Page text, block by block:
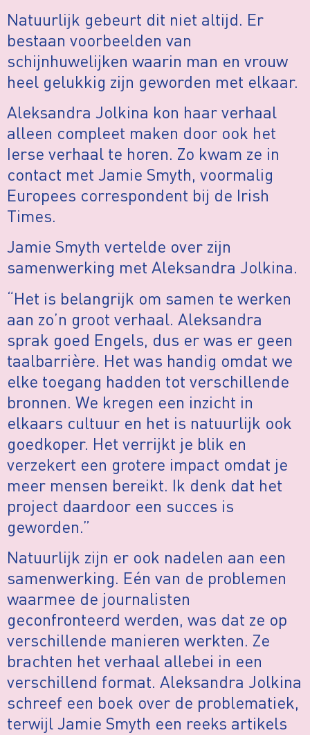
Natuurlijk gebeurt dit niet altijd. Er
bestaan voorbeelden van
schijnhuwelijken waarin man en vrouw
heel gelukkig zijn geworden met elkaar.
Aleksandra Jolkina kon haar verhaal
alleen compleet maken door ook het
Ierse verhaal te horen. Zo kwam ze in
contact met Jamie Smyth, voormalig
Europees correspondent bij de Irish
Times.
Jamie Smyth vertelde over zijn
samenwerking met Aleksandra Jolkina.
“Het is belangrijk om samen te werken
aan zo’n groot verhaal. Aleksandra
sprak goed Engels, dus er was er geen
taalbarrière. Het was handig omdat we
elke toegang hadden tot verschillende
bronnen. We kregen een inzicht in
elkaars cultuur en het is natuurlijk ook
goedkoper. Het verrijkt je blik en
verzekert een grotere impact omdat je
meer mensen bereikt. Ik denk dat het
project daardoor een succes is
geworden.”
Natuurlijk zijn er ook nadelen aan een
samenwerking. Eén van de problemen
waarmee de journalisten
geconfronteerd werden, was dat ze op
verschillende manieren werkten. Ze
brachten het verhaal allebei in een
verschillend format. Aleksandra Jolkina
schreef een boek over de problematiek,
terwijl Jamie Smyth een reeks artikels